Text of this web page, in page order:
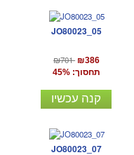
JO80023_05
₪701 ₪386
תחסוך: 45%
קנה עכשיו
JO80023_07